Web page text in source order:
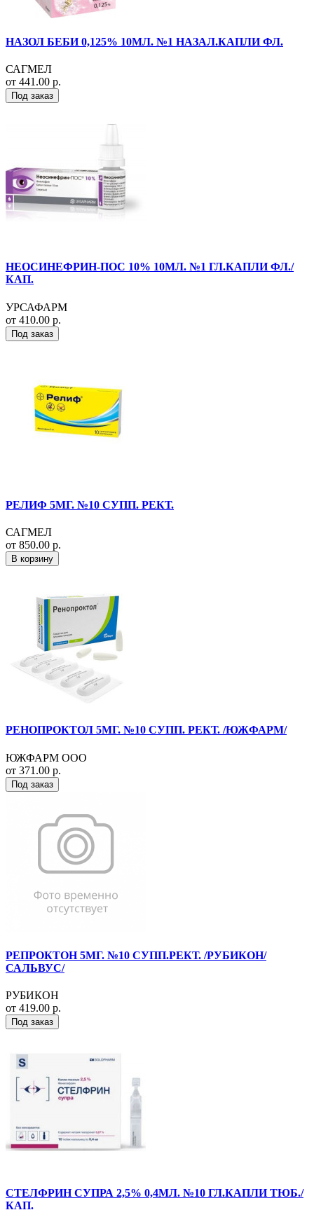
НАЗОЛ БЕБИ 0,125% 10МЛ. №1 НАЗАЛ.КАПЛИ ФЛ.
САГМЕЛ
от 441.00 р.
Под заказ
НЕОСИНЕФРИН-ПОС 10% 10МЛ. №1 ГЛ.КАПЛИ ФЛ./
КАП.
УРСАФАРМ
от 410.00 р.
Под заказ
РЕЛИФ 5МГ. №10 СУПП. РЕКТ.
САГМЕЛ
от 850.00 р.
В корзину
РЕНОПРОКТОЛ 5МГ. №10 СУПП. РЕКТ. /ЮЖФАРМ/
ЮЖФАРМ ООО
от 371.00 р.
Под заказ
РЕПРОКТОН 5МГ. №10 СУПП.РЕКТ. /РУБИКОН/
САЛЬВУС/
РУБИКОН
от 419.00 р.
Под заказ
СТЕЛФРИН СУПРА 2,5% 0,4МЛ. №10 ГЛ.КАПЛИ ТЮБ./
КАП.